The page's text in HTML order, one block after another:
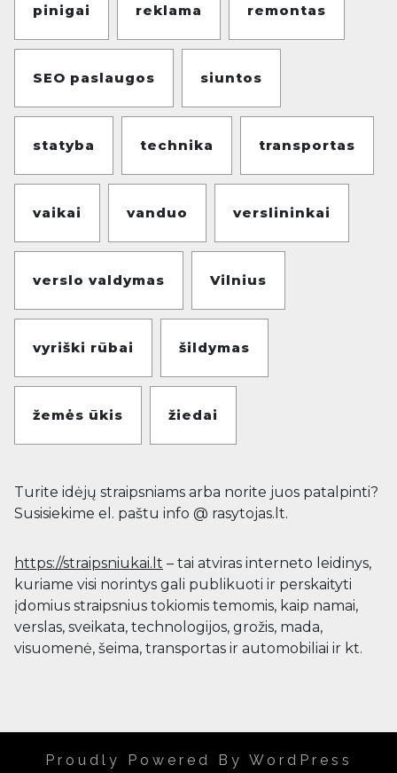
pinigai reklama remontas
SEO paslaugos siuntos
statyba technika transportas
vaikai vanduo verslininkai
verslo valdymas Vilnius
vyriški rūbai šildymas
žemės ūkis žiedai
Turite idėjų straipsniams arba norite juos patalpinti?
Susisiekime el. paštu info @ rasytojas.lt.
https://straipsniukai.lt – tai atviras interneto leidinys,
kuriame visi norintys gali publikuoti ir perskaityti
įdomius straipsnius tokiomis temomis, kaip namai,
verslas, sveikata, technologijos, grožis, mada,
visuomenė, šeima, transportas ir automobiliai ir kt.
Proudly Powered By WordPress